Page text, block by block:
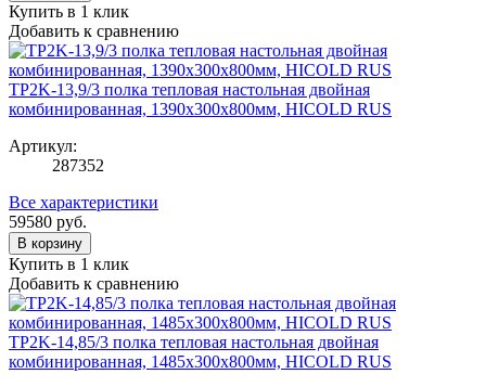
Купить в 1 клик
Добавить к сравнению
TP2K-13,9/3 полка тепловая настольная двойная
комбинированная, 1390х300х800мм, HICOLD RUS
Артикул:
287352
Все характеристики
59580 руб.
В корзину
Купить в 1 клик
Добавить к сравнению
TP2K-14,85/3 полка тепловая настольная двойная
комбинированная, 1485х300х800мм, HICOLD RUS